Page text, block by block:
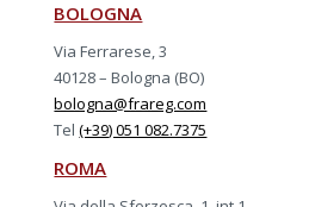
BOLOGNA
Via Ferrarese, 3
40128 – Bologna (BO)
bologna@frareg.com
Tel(+39) 051 082.7375
ROMA